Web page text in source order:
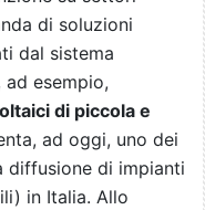
di soluzioni
dal sistema
esempio,
di piccola e
ad oggi, uno dei
diffusione di impianti
in Italia. Allo